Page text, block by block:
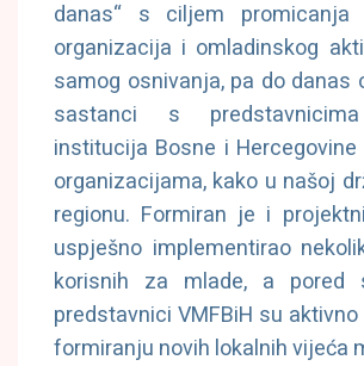
danas“ s ciljem promicanja
organizacija i omladinskog
samog osnivanja, pa do danas
sastanci s
institucija Bosne i
organizacijama, kako u našoj
regionu. Formiran je i
uspješno implementirao
korisnih za mlade, a pored
predstavnici VMFBiH su
formiranju novih lokalnih vijeća